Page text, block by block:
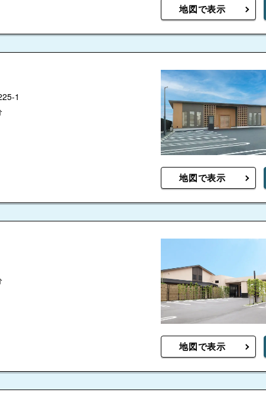
地図で表示
1
地図で表示
地図で表示
一宮市朝日ホール
家族葬のタクセル 馬
のタクセル 平